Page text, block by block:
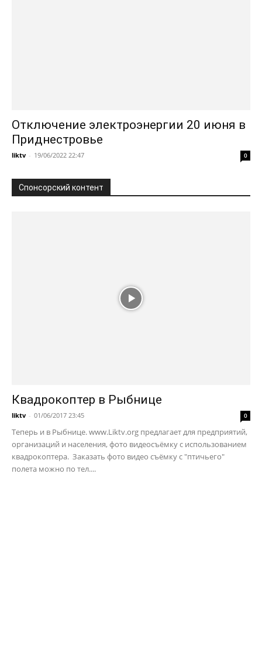
Отключение электроэнергии 20 июня в
Приднестровье
liktv - 19/06/2022 22:47 0
Спонсорский контент
Квадрокоптер в Рыбнице
liktv - 01/06/2017 23:45 0
Теперь и в Рыбнице. www.Liktv.org предлагает для предприятий,
организаций и населения, фото видеосъёмку с использованием
квадрокоптера. Заказать фото видео съёмку с "птичьего"
полета можно по тел....